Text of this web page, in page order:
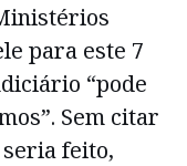
para este 7
“pode
Sem citar
feito,